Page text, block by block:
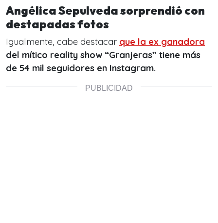
Angélica Sepulveda sorprendió con
destapadas fotos
Igualmente, cabe destacar que la ex ganadora
del mítico reality show “Granjeras” tiene más
de 54 mil seguidores en Instagram.